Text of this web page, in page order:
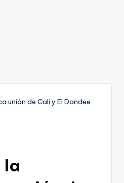
la